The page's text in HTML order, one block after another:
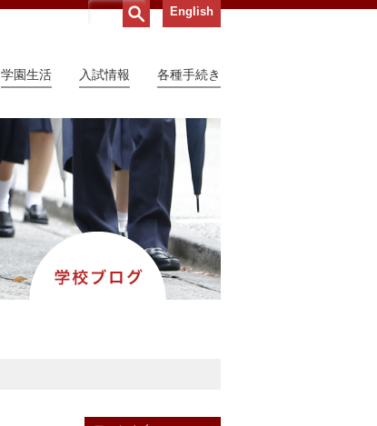
English
学園生活 入試情報 各種手続き